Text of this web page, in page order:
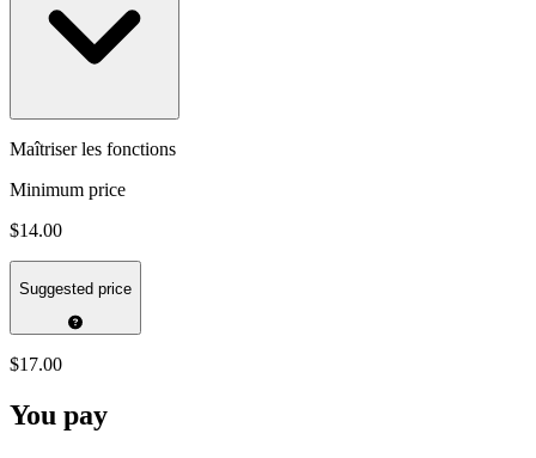
Maîtriser les fonctions
Minimum price
$14.00
Suggested price
$17.00
You pay